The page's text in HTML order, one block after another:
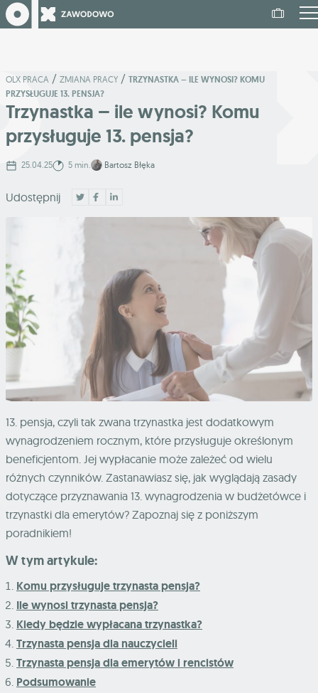
OLX PRACA / ZMIANA PRACY / TRZYNASTKA – ILE WYNOSI? KOMU
PRZYSŁUGUJE 13. PENSJA?
Trzynastka – ile wynosi? Komu
przysługuje 13. pensja?
25.04.25 5 min. Bartosz Błęka
Udostępnij
13. pensja, czyli tak zwana trzynastka jest dodatkowym
wynagrodzeniem rocznym, które przysługuje określonym
beneficjentom. Jej wypłacanie może zależeć od wielu
różnych czynników. Zastanawiasz się, jak wyglądają zasady
dotyczące przyznawania 13. wynagrodzenia w budżetówce i
trzynastki dla emerytów? Zapoznaj się z poniższym
poradnikiem!
W tym artykule:
Komu przysługuje trzynasta pensja?
Ile wynosi trzynasta pensja?
Kiedy będzie wypłacana trzynastka?
Trzynasta pensja dla nauczycieli
Trzynasta pensja dla emerytów i rencistów
Podsumowanie